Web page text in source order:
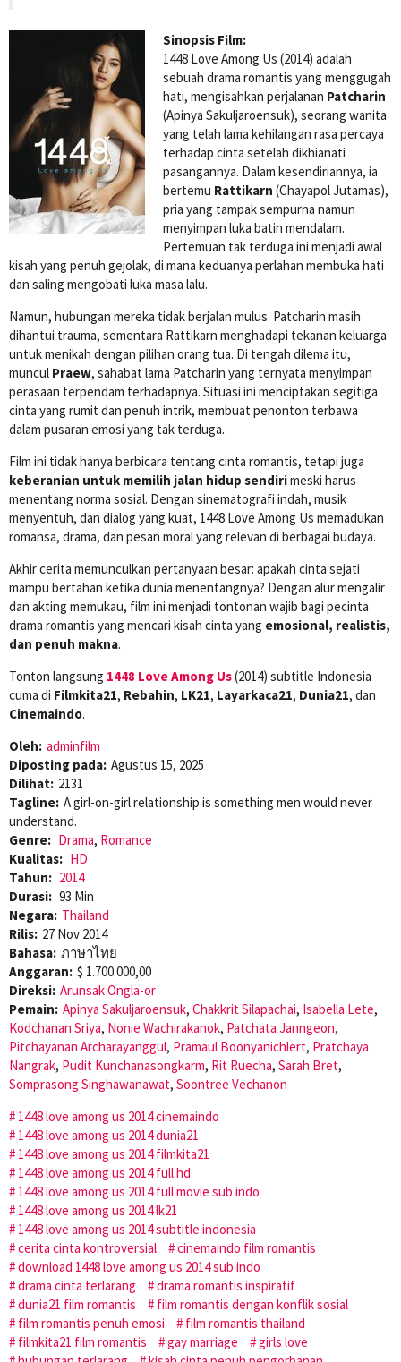
Sinopsis Film:
1448 Love Among Us (2014) adalah
sebuah drama romantis yang menggugah
hati, mengisahkan perjalanan Patcharin
(Apinya Sakuljaroensuk), seorang wanita
yang telah lama kehilangan rasa percaya
terhadap cinta setelah dikhianati
pasangannya. Dalam kesendiriannya, ia
bertemu Rattikarn (Chayapol Jutamas),
pria yang tampak sempurna namun
menyimpan luka batin mendalam.
Pertemuan tak terduga ini menjadi awal
kisah yang penuh gejolak, di mana keduanya perlahan membuka hati
dan saling mengobati luka masa lalu.
Namun, hubungan mereka tidak berjalan mulus. Patcharin masih
dihantui trauma, sementara Rattikarn menghadapi tekanan keluarga
untuk menikah dengan pilihan orang tua. Di tengah dilema itu,
muncul Praew, sahabat lama Patcharin yang ternyata menyimpan
perasaan terpendam terhadapnya. Situasi ini menciptakan segitiga
cinta yang rumit dan penuh intrik, membuat penonton terbawa
dalam pusaran emosi yang tak terduga.
Film ini tidak hanya berbicara tentang cinta romantis, tetapi juga
keberanian untuk memilih jalan hidup sendirimeski harus
menentang norma sosial. Dengan sinematografi indah, musik
menyentuh, dan dialog yang kuat, 1448 Love Among Us memadukan
romansa, drama, dan pesan moral yang relevan di berbagai budaya.
Akhir cerita memunculkan pertanyaan besar: apakah cinta sejati
mampu bertahan ketika dunia menentangnya? Dengan alur mengalir
dan akting memukau, film ini menjadi tontonan wajib bagi pecinta
drama romantis yang mencari kisah cinta yang emosional, realistis,
dan penuh makna.
Tonton langsung 1448 Love Among Us(2014) subtitle Indonesia
cuma di Filmkita21, Rebahin, LK21, Layarkaca21, Dunia21, dan
Cinemaindo.
Oleh: adminfilm
Diposting pada: Agustus 15, 2025
Dilihat: 2131
Tagline: A girl-on-girl relationship is something men would never
understand.
Genre: Drama, Romance
Kualitas: HD
Tahun: 2014
Durasi: 93 Min
Negara: Thailand
Rilis: 27 Nov 2014
Bahasa: ภาษาไทย
Anggaran: $ 1.700.000,00
Direksi: Arunsak Ongla-or
Pemain: Apinya Sakuljaroensuk, Chakkrit Silapachai, Isabella Lete,
Kodchanan Sriya, Nonie Wachirakanok, Patchata Janngeon,
Pitchayanan Archarayanggul, Pramaul Boonyanichlert, Pratchaya
Nangrak, Pudit Kunchanasongkarm, Rit Ruecha, Sarah Bret,
Somprasong Singhawanawat, Soontree Vechanon
1448 love among us 2014 cinemaindo
1448 love among us 2014 dunia21
1448 love among us 2014 filmkita21
1448 love among us 2014 full hd
1448 love among us 2014 full movie sub indo
1448 love among us 2014 lk21
1448 love among us 2014 subtitle indonesia
cerita cinta kontroversial
cinemaindo film romantis
download 1448 love among us 2014 sub indo
drama cinta terlarang
drama romantis inspiratif
dunia21 film romantis
film romantis dengan konflik sosial
film romantis penuh emosi
film romantis thailand
filmkita21 film romantis
gay marriage
girls love